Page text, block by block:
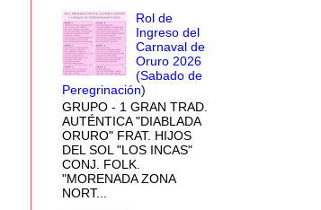
Rol de
Ingreso del
Carnaval de
Oruro 2026
(Sabado de
Peregrinación)
GRUPO - 1 GRAN TRAD.
AUTÉNTICA "DIABLADA
ORURO" FRAT. HIJOS
DEL SOL "LOS INCAS"
CONJ. FOLK.
"MORENADA ZONA
NORT...